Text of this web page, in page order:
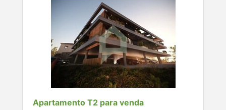
Apartamento T2 para venda